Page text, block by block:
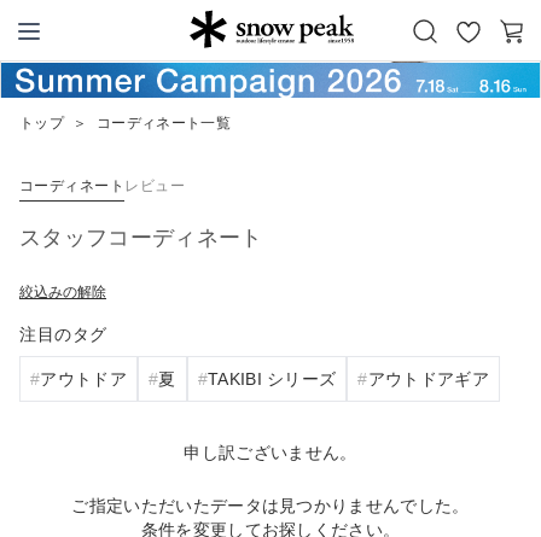
Snow Peak
お
気
カ
ー
トップ ＞ コーディネート一覧
コーディネート レビュー
スタッフコーディネート
絞込みの解除
注目のタグ
アウトドア 夏 TAKIBI シリーズ アウトドアギア
申し訳ございません。
ご指定いただいたデータは見つかりませんでした。
条件を変更してお探しください。